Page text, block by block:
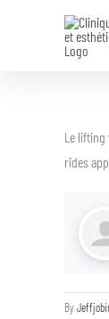
Le lifting
rides
By